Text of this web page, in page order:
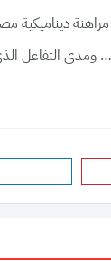
مراهنة
ومدى